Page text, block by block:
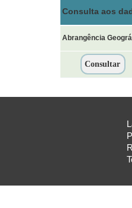
Consulta aos
Abrangência